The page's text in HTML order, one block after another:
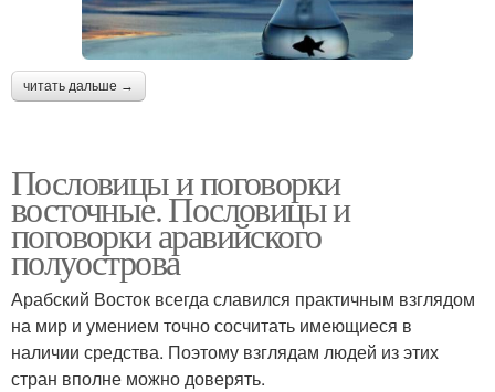
читать дальше →
Пословицы и поговорки
восточные. Пословицы и
поговорки аравийского
полуострова
Арабский Восток всегда славился практичным взглядом
на мир и умением точно сосчитать имеющиеся в
наличии средства. Поэтому взглядам людей из этих
стран вполне можно доверять.